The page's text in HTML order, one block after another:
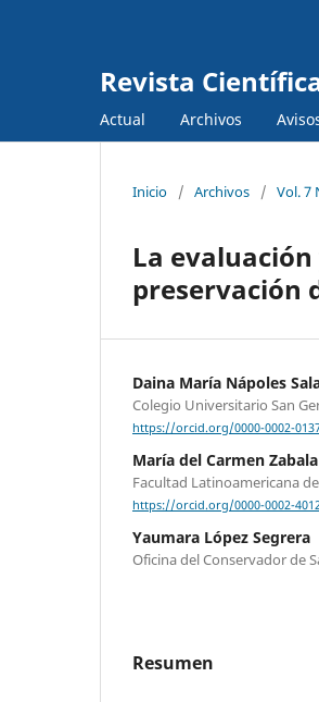
Revista
Actual Archivos
Inicio / Archivos / Vol. 7
La
preservación
Daina María Nápoles
Colegio Universitario San
https://orcid.org/0000-0002-
María del Carmen
Facultad Latinoamericana
https://orcid.org/0000-0002-
Yaumara López Segrera
Oficina del Conservador de
Resumen